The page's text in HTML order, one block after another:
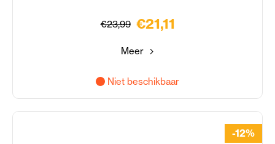
€23,99 €21,11
Meer
Niet beschikbaar
-12%